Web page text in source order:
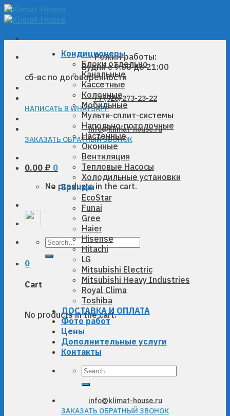
Skip
to
Режим работы:
Будни с 9:00 до 21:00
сб-вс по договоренности
+7 (926) 273-23-22
НАПИСАТЬ В WHATSAPP
info@klimat-house.ru
ЗАКАЗАТЬ ОБРАТНЫЙ ЗВОНОК
0.00 ₽ 0
No products in the cart.
Search
0
Cart
No products in the cart.
Кондиционеры
Блоки отдельно
Канальные
Кассетные
Колонные
Мобильные
Мульти-сплит-системы
Напольно-потолочные
Настенные
Оконные
Вентиляция
Тепловые Насосы
Холодильные установки
Бренды
EcoStar
Funai
Gree
Haier
Hisense
Hitachi
LG
Mitsubishi Electric
Mitsubishi Heavy Industries
Royal Clima
Toshiba
ДОСТАВКА И ОПЛАТА
Фото работ
Цены
Дополнительные услуги
Контакты
Search
info@klimat-house.ru
ЗАКАЗАТЬ ОБРАТНЫЙ ЗВОНОК